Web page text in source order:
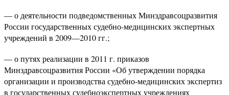
— о деятельности подведомственных Минздравсоцразвития
России государственных судебно-медицинских экспертных
учреждений в 2009—2010 гг.;
— о путях реализации в 2011 г. приказов
Минздравсоцразвития России «Об утверждении порядка
организации и производства судебно-медицинских экспертиз
в государственных судебноэкспертных учреждениях